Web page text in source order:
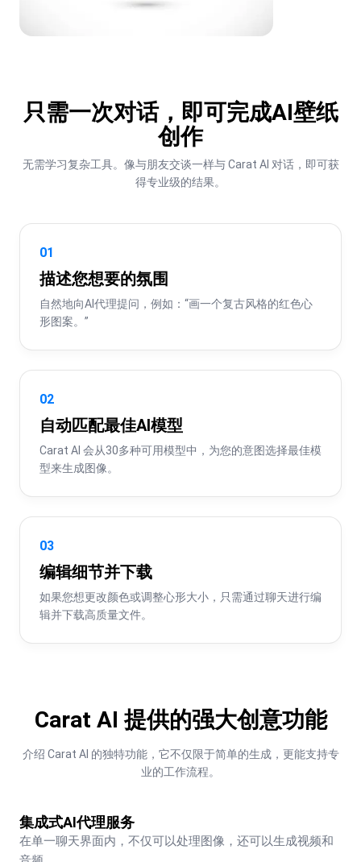
只需一次对话，即可完成AI壁纸
创作
无需学习复杂工具。像与朋友交谈一样与 Carat AI 对话，即可获
得专业级的结果。
01
描述您想要的氛围
自然地向AI代理提问，例如：“画一个复古风格的红色心
形图案。”
02
自动匹配最佳AI模型
Carat AI 会从30多种可用模型中，为您的意图选择最佳模
型来生成图像。
03
编辑细节并下载
如果您想更改颜色或调整心形大小，只需通过聊天进行编
辑并下载高质量文件。
Carat AI 提供的强大创意功能
介绍 Carat AI 的独特功能，它不仅限于简单的生成，更能支持专
业的工作流程。
集成式AI代理服务
在单一聊天界面内，不仅可以处理图像，还可以生成视频和